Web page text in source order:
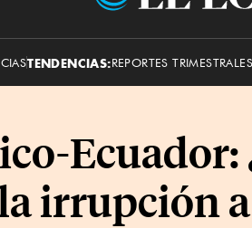
TENDENCIAS:REPORTES TRIMESTRALES
irrupción